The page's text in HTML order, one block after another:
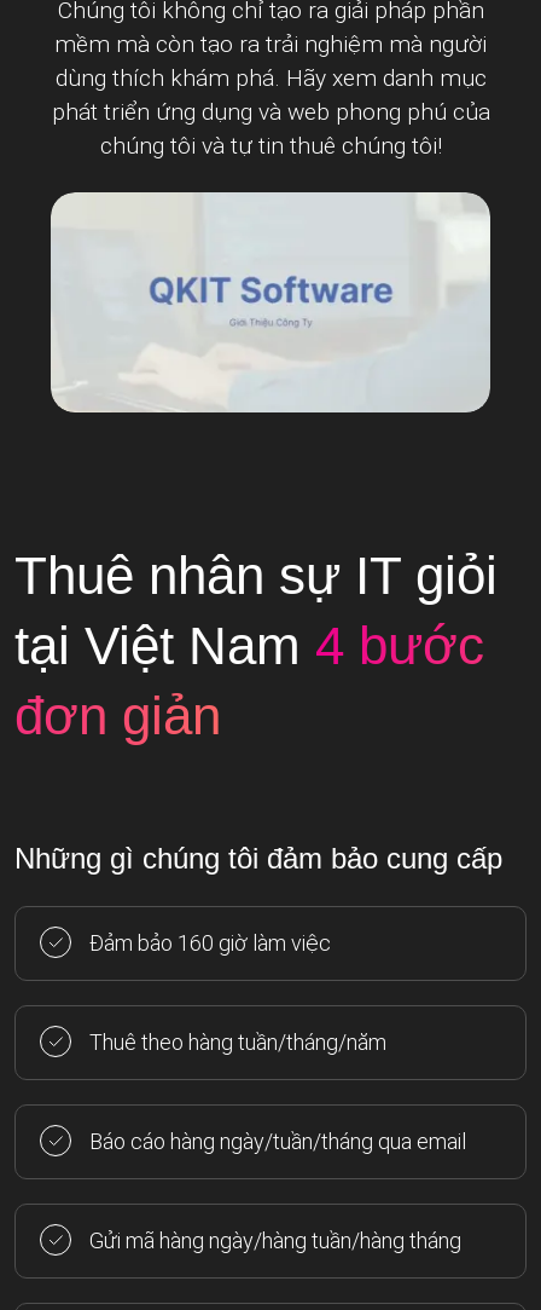
Chúng tôi không chỉ tạo ra giải pháp phần
mềm mà còn tạo ra trải nghiệm mà người
dùng thích khám phá. Hãy xem danh mục
phát triển ứng dụng và web phong phú của
chúng tôi và tự tin thuê chúng tôi!
Thuê nhân sự IT giỏi
tại Việt Nam 4 bước
đơn giản
Những gì chúng tôi đảm bảo cung cấp
Đảm bảo 160 giờ làm việc
Thuê theo hàng tuần/tháng/năm
Báo cáo hàng ngày/tuần/tháng qua email
Gửi mã hàng ngày/hàng tuần/hàng tháng